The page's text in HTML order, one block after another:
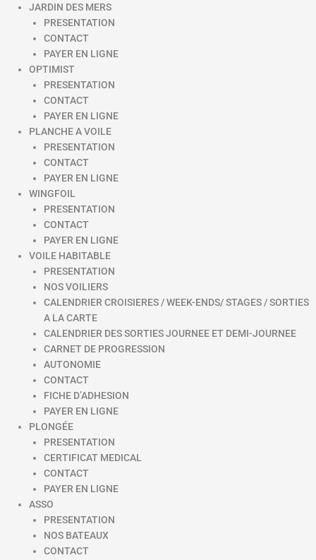
JARDIN DES MERS
PRESENTATION
CONTACT
PAYER EN LIGNE
OPTIMIST
PRESENTATION
CONTACT
PAYER EN LIGNE
PLANCHE A VOILE
PRESENTATION
CONTACT
PAYER EN LIGNE
WINGFOIL
PRESENTATION
CONTACT
PAYER EN LIGNE
VOILE HABITABLE
PRESENTATION
NOS VOILIERS
CALENDRIER CROISIERES / WEEK-ENDS/ STAGES / SORTIES
A LA CARTE
CALENDRIER DES SORTIES JOURNEE ET DEMI-JOURNEE
CARNET DE PROGRESSION
AUTONOMIE
CONTACT
FICHE D’ADHESION
PAYER EN LIGNE
PLONGÉE
PRESENTATION
CERTIFICAT MEDICAL
CONTACT
PAYER EN LIGNE
ASSO
PRESENTATION
NOS BATEAUX
CONTACT